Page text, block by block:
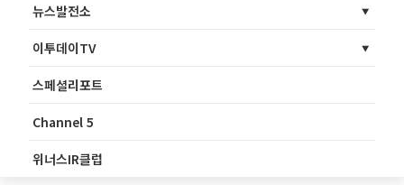
뉴스발전소
이투데이TV
스페셜리포트
Channel 5
위너스IR클럽